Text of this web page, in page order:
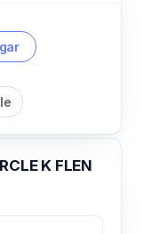
K FLEN